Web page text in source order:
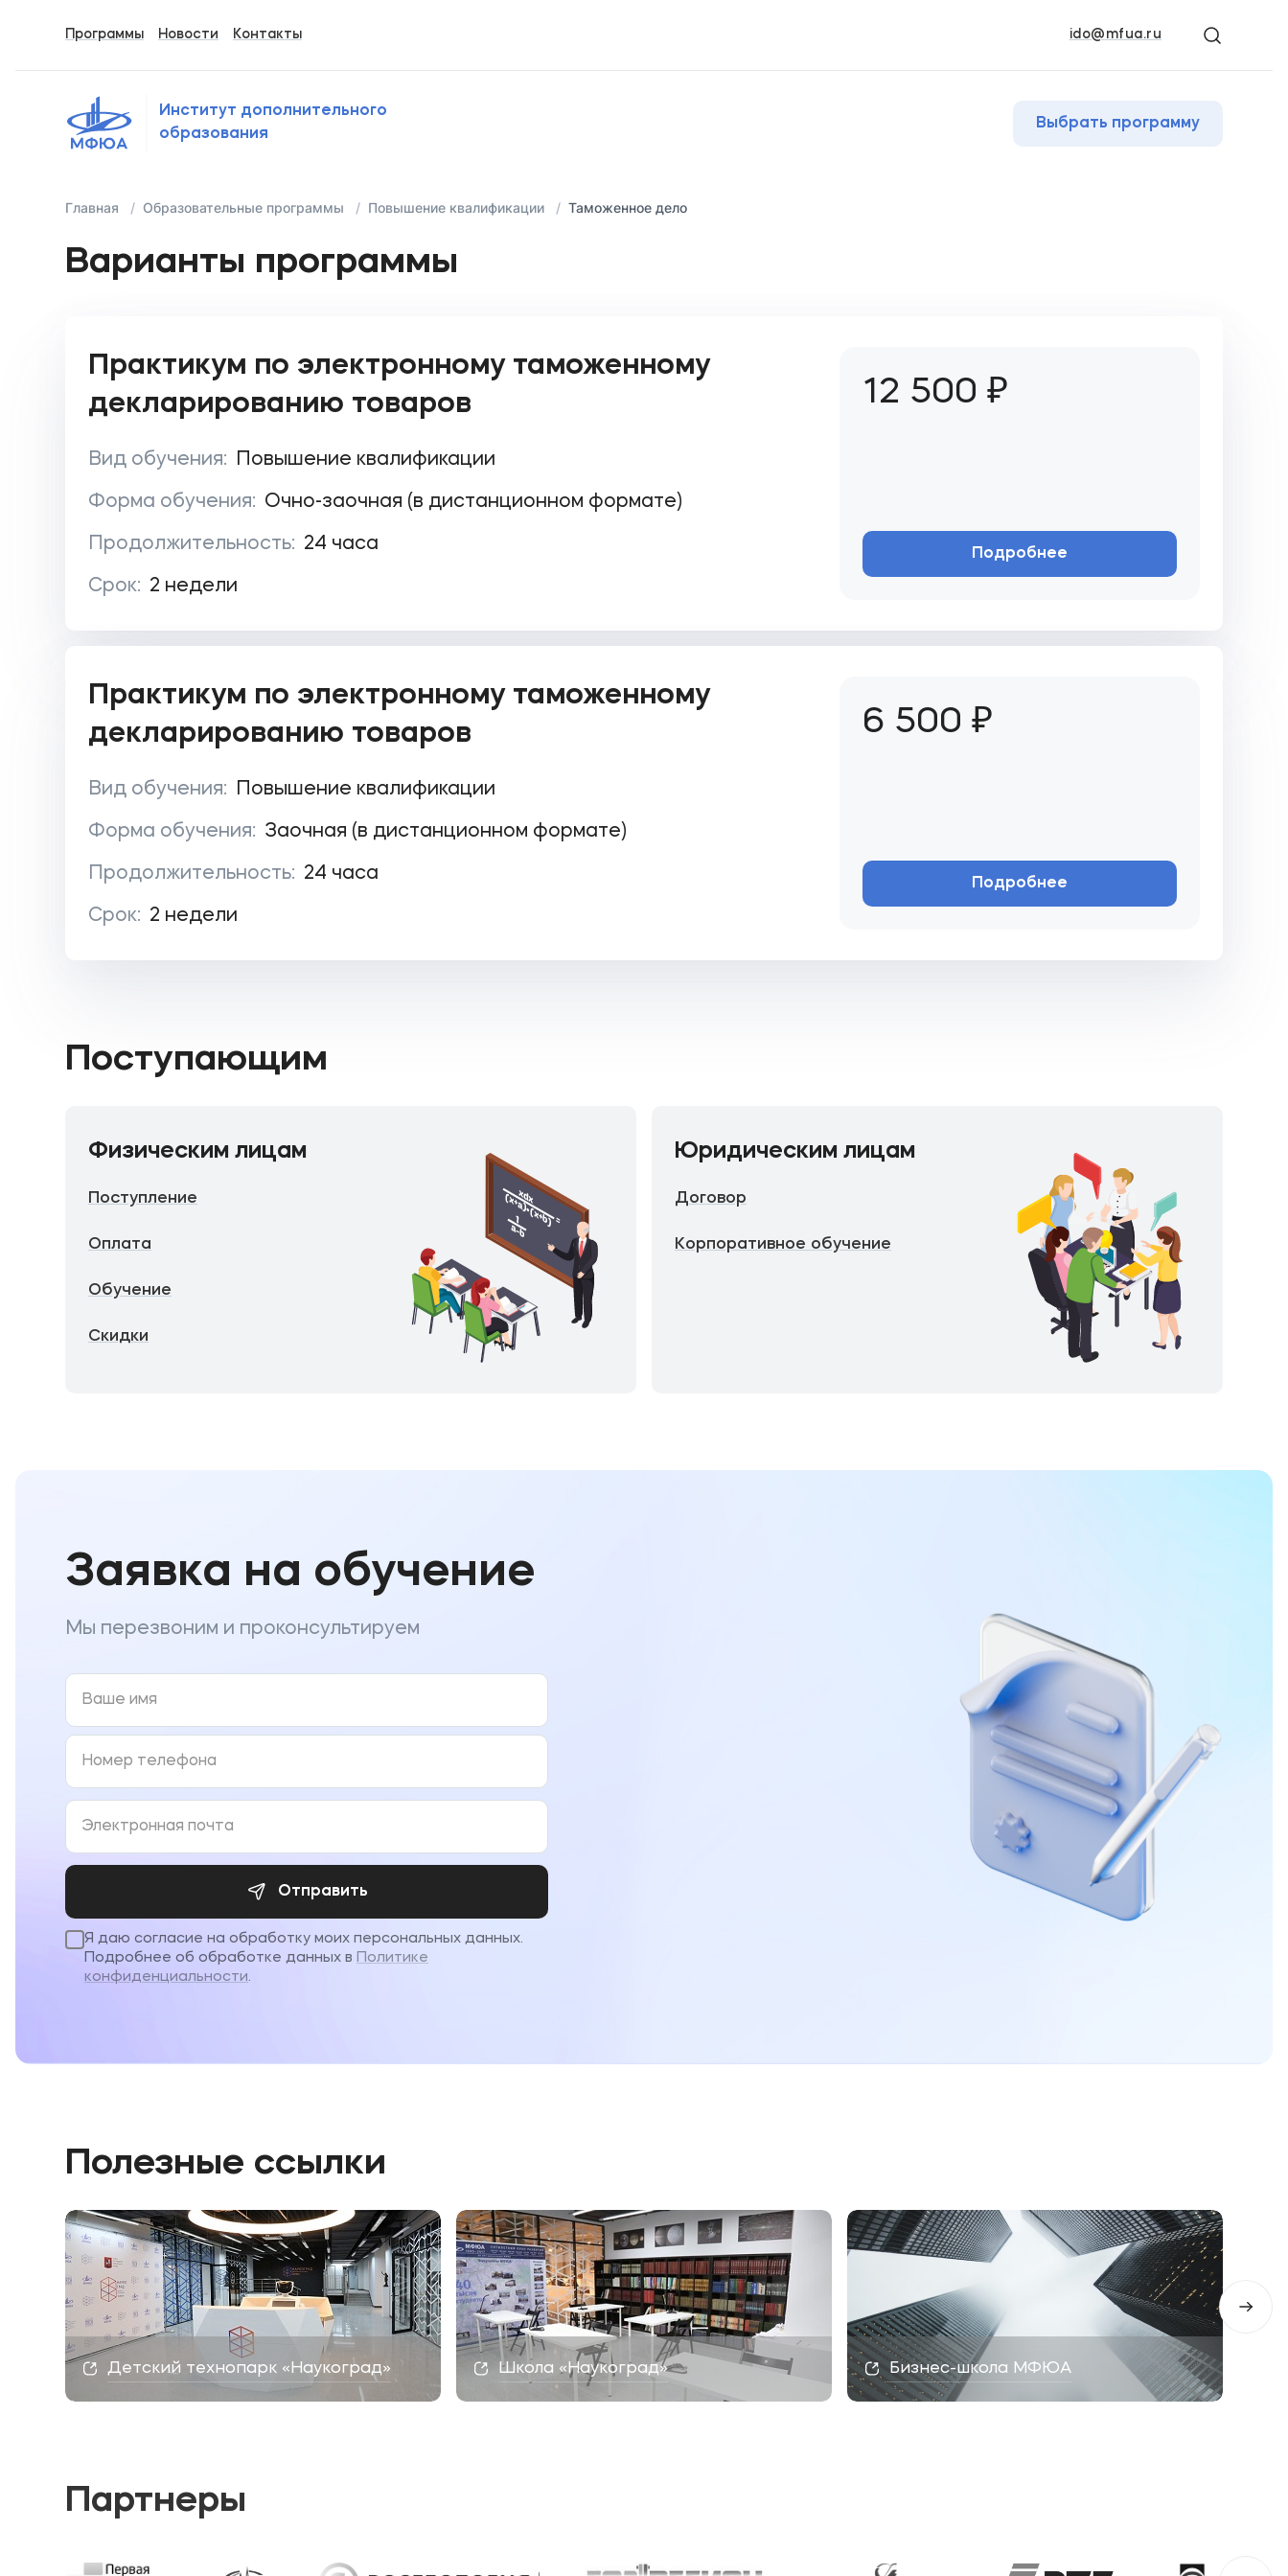
Институт дополнительного
образования
Программы Новости Контакты ido@mfua.ru
Выбрать программу
Главная Образовательные программы Повышение квалификации Таможенное дело
Варианты программы
Практикум по электронному таможенному
декларированию товаров
Вид обучения: Повышение квалификации
Форма обучения: Очно-заочная (в дистанционном формате)
Продолжительность: 24 часа
Срок: 2 недели
12 500 ₽
Подробнее
Практикум по электронному таможенному
декларированию товаров
Вид обучения: Повышение квалификации
Форма обучения: Заочная (в дистанционном формате)
Продолжительность: 24 часа
Срок: 2 недели
6 500 ₽
Подробнее
Поступающим
Физическим лицам
Поступление
Оплата
Обучение
Скидки
Юридическим лицам
Договор
Корпоративное обучение
Заявка на обучение
Мы перезвоним и проконсультируем
Отправить
Я даю согласие на обработку моих персональных данных.
Подробнее об обработке данных в Политике
конфиденциальности.
Полезные ссылки
Детский технопарк «Наукоград» Школа «Наукоград» Бизнес-школа МФЮА
Партнеры